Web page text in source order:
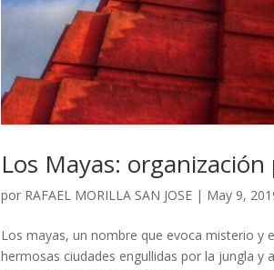
Los Mayas:
por RAFAEL MORILLA SAN JOSE | May 9,
Los mayas, un nombre que evoca misterio y
hermosas ciudades engullidas por la jungla y